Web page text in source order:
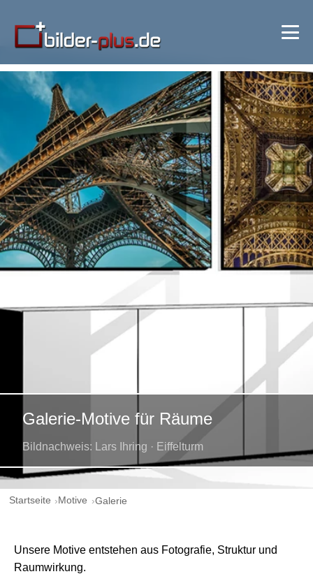
Galerie-Motive für Räume
Bildnachweis: Lars Ihring · Eiffelturm
Startseite Motive Galerie
Unsere Motive entstehen aus Fotografie, Struktur und
Raumwirkung.